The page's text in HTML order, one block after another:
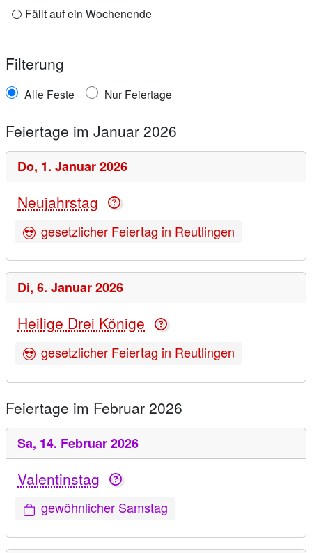
⚪ Fällt auf ein Wochenende
Filterung
Alle Feste Nur Feiertage
Feiertage im Januar 2026
Do, 1. Januar 2026
Neujahrstag
gesetzlicher Feiertag in Reutlingen
Di, 6. Januar 2026
Heilige Drei Könige
gesetzlicher Feiertag in Reutlingen
Feiertage im Februar 2026
Sa, 14. Februar 2026
Valentinstag
gewöhnlicher Samstag